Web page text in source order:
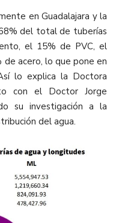
en Guadalajara y la
del total de tuberías
el 15% de PVC, el
acero, lo que pone en
lo explica la Doctora
con el Doctor Jorge
su investigación a la
del agua.